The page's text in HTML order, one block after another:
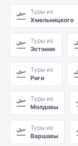
Туры из
Хмельницкого
Туры из
Эстонии
Туры из
Риги
Туры из
Молдовы
Туры из
Варшавы